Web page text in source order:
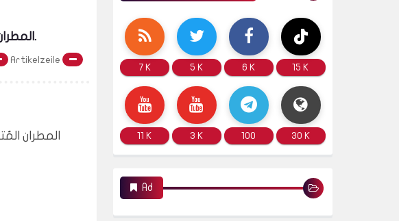
المطران المُتنصر “توماس لوقا مسوسا” يُعمّد والده المُسلم الذى كان يعمل أمام مسجد بمالاوي.
Artikelzeile
المطران
7 K 5 K 6 K 15 K
11 K 3 K 100 30 K
Ad